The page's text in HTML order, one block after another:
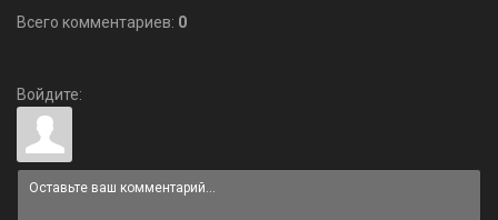
Всего комментариев: 0
Войдите: